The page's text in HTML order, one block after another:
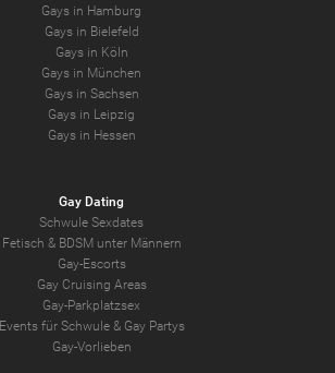
Gays in Hamburg
Gays in Bielefeld
Gays in Köln
Gays in München
Gays in Sachsen
Gays in Leipzig
Gays in Hessen
Gay Dating
Schwule Sexdates
Fetisch & BDSM unter Männern
Gay-Escorts
Gay Cruising Areas
Gay-Parkplatzsex
Events für Schwule & Gay Partys
Gay-Vorlieben